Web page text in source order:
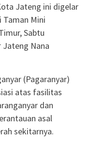
Jateng ini digelar
Mini
Sabtu
Jateng Nana
(Pagaranyar)
atas fasilitas
dan
asal
sekitarnya.